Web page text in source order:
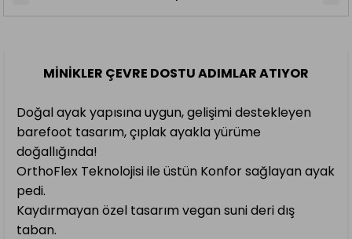
MİNİKLER ÇEVRE DOSTU ADIMLAR ATIYOR
Doğal ayak yapısına uygun, gelişimi destekleyen
barefoot tasarım, çıplak ayakla yürüme
doğallığında!
OrthoFlex Teknolojisi ile üstün Konfor sağlayan ayak
pedi.
Kaydırmayan özel tasarım vegan suni deri dış
taban.